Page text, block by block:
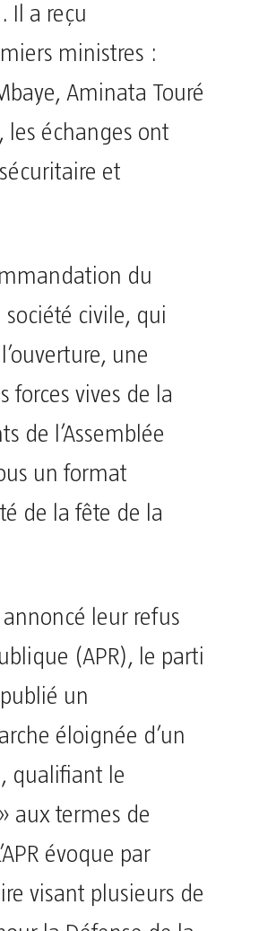
Il a reçu
ministres :
Aminata Touré
les échanges ont
et
du
civile, qui
une
forces vives de la
de l’Assemblée
un format
de la fête de la
leur refus
(APR), le parti
un
éloignée d’un
qualifiant le
aux termes de
évoque par
visant plusieurs de